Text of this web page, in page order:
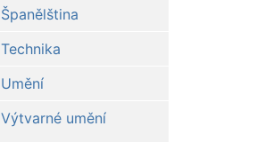
Španělština
Technika
Umění
Výtvarné umění